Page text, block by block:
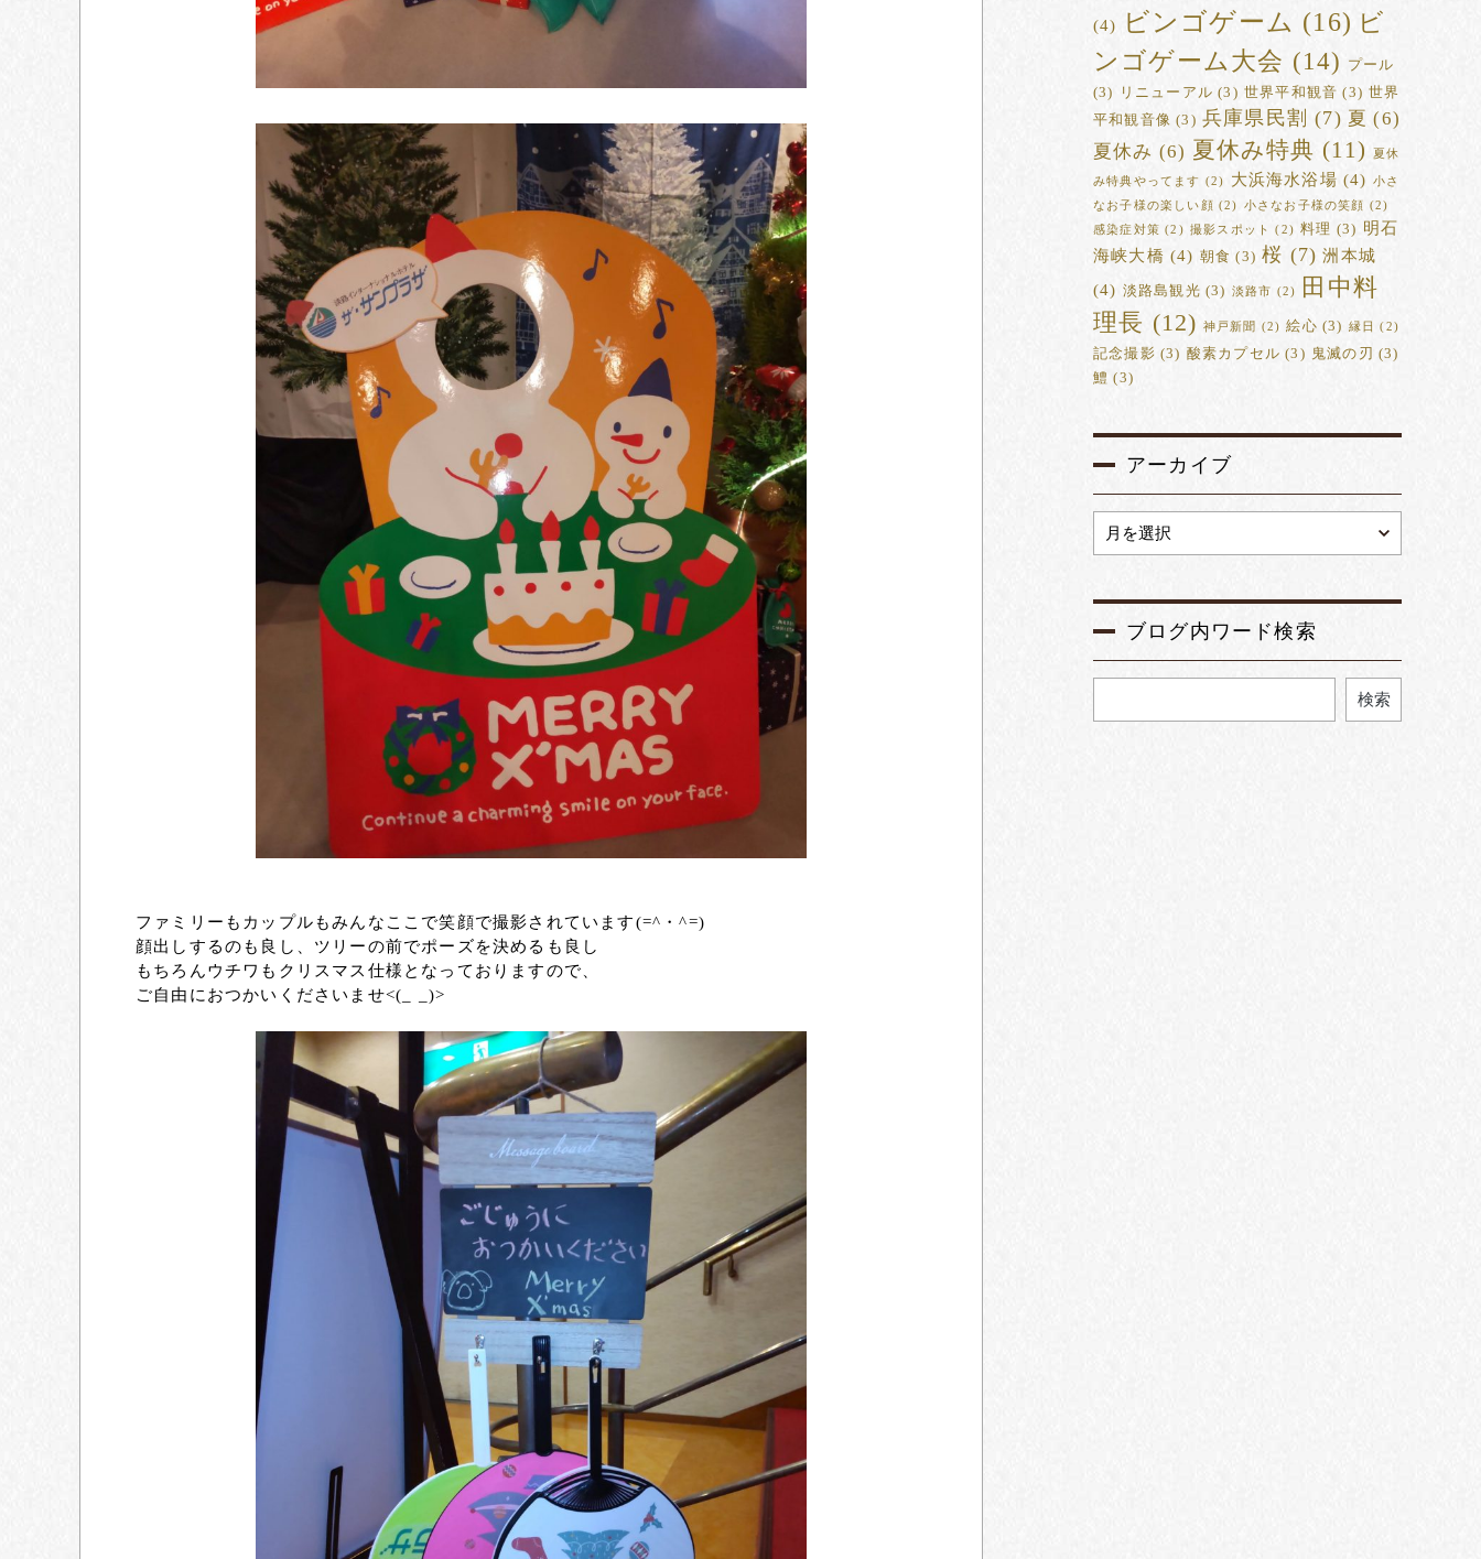
ファミリーもカップルもみんなここで笑顔で撮影されています(=^・^=)
顔出しするのも良し、ツリーの前でポーズを決めるも良し
もちろんウチワもクリスマス仕様となっておりますので、
ご自由におつかいくださいませ<(_ _)>
(4)
ビンゴゲーム (16) ビ
ンゴゲーム大会 (14)
プール
(3)
リニューアル (3) 世界平和観音 (3) 世界
平和観音像 (3) 兵庫県民割 (7) 夏 (6)
夏休み (6) 夏休み特典 (11) 夏休
み特典やってます (2) 大浜海水浴場 (4)
小さ
なお子様の楽しい顔 (2) 小さなお子様の笑顔 (2)
感染症対策 (2) 撮影スポット (2) 料理 (3) 明石
海峡大橋 (4) 朝食 (3) 桜 (7) 洲本城
(4) 淡路島観光 (3) 淡路市 (2)
田中料
理長 (12) 神戸新聞 (2) 絵心 (3) 縁日 (2)
記念撮影 (3) 酸素カプセル (3) 鬼滅の刃
(3)
鱧 (3)
アーカイブ
ブログ内ワード検索
検索